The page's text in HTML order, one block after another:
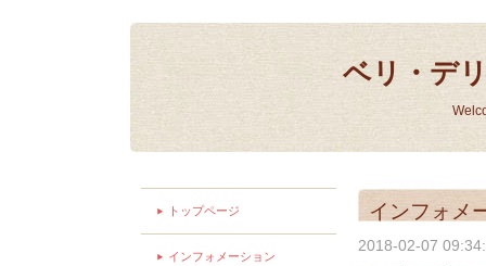
ベリ・デ
インフォメ
2018-02-07
トップページ
インフォメーション